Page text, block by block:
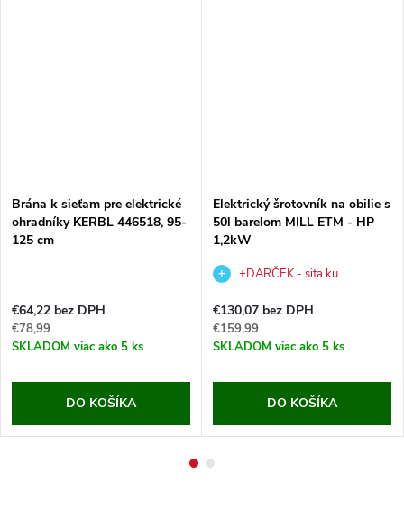
Brána k sieťam pre elektrické
ohradníky KERBL 446518, 95-
125 cm
€64,22 bez DPH
€78,99
SKLADOM viac ako 5 ks
DO KOŠÍKA
Elektrický šrotovník na obilie s
50l barelom MILL ETM - HP
1,2kW
+DARČEK - sita ku
€130,07 bez DPH
€159,99
SKLADOM viac ako 5 ks
DO KOŠÍKA